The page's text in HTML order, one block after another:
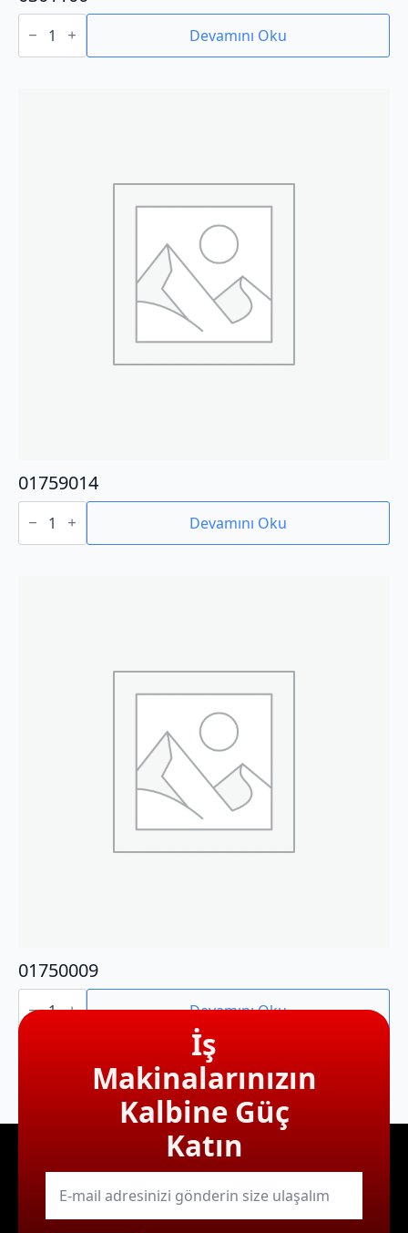
0301100
adet Devamını Oku
01759014
01759014
adet Devamını Oku
01750009
01750009
adet Devamını Oku
İş
Makinalarınızın
Kalbine Güç
Katın
E-
mail